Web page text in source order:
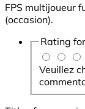
FPS multijoueur
(occasion).
Rating for
Veuillez